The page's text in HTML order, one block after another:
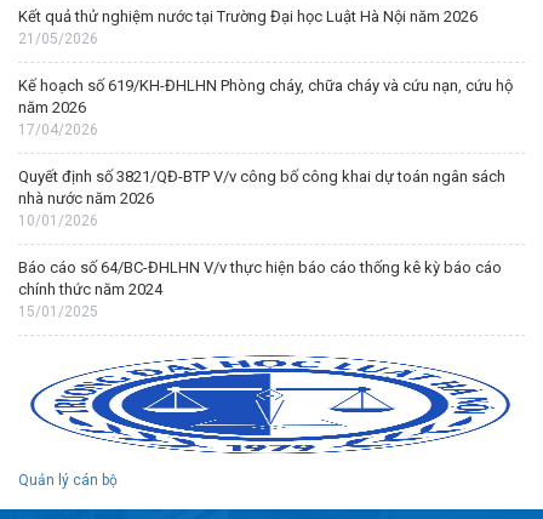
Kết quả thử nghiệm nước tại Trường Đại học Luật Hà Nội năm 2026
21/05/2026
Kế hoạch số 619/KH-ĐHLHN Phòng cháy, chữa cháy và cứu nạn, cứu hộ
năm 2026
17/04/2026
Quyết định số 3821/QĐ-BTP V/v công bố công khai dự toán ngân sách
nhà nước năm 2026
10/01/2026
Báo cáo số 64/BC-ĐHLHN V/v thực hiện báo cáo thống kê kỳ báo cáo
chính thức năm 2024
15/01/2025
Quản lý cán bộ